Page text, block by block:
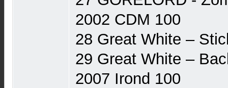
2002 CDM 100
28 Great White ‎–
29 Great White ‎–
2007 Irond 100